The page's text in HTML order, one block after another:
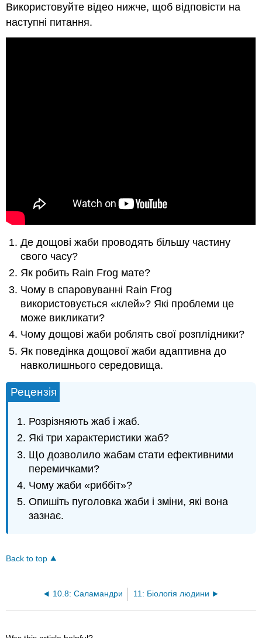
Використовуйте відео нижче, щоб відповісти на
наступні питання.
Де дощові жаби проводять більшу частину
свого часу?
Як робить Rain Frog мате?
Чому в спаровуванні Rain Frog
використовується «клей»? Які проблеми це
може викликати?
Чому дощові жаби роблять свої розплідники?
Як поведінка дощової жаби адаптивна до
навколишнього середовища.
Рецензія
Розрізняють жаб і жаб.
Які три характеристики жаб?
Що дозволило жабам стати ефективними
перемичками?
Чому жаби «риббіт»?
Опишіть пуголовка жаби і зміни, які вона
зазнає.
Back to top
10.8: Саламандри 11: Біологія людини